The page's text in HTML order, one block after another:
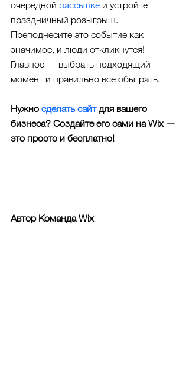
очередной рассылке и устройте
праздничный розыгрыш.
Преподнесите это событие как
значимое, и люди откликнутся!
Главное — выбрать подходящий
момент и правильно все обыграть.
Нужно сделать сайт для вашего
бизнеса? Создайте его сами на Wix —
это просто и бесплатно!
Автор Команда Wix